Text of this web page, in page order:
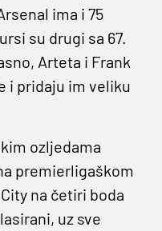
ima i 75
su drugi sa 67.
Arteta i Frank
i pridaju im veliku
ozljedama
premierligaškom
na četiri boda
uz sve